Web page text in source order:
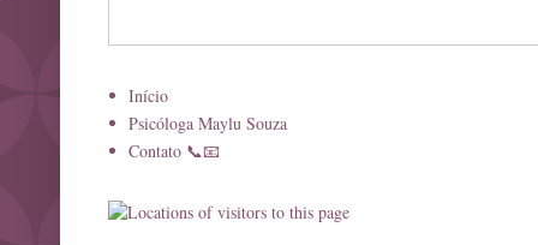
Início
Psicóloga Maylu Souza
Contato 📞📧